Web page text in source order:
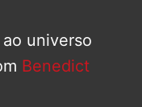
universo
Benedict